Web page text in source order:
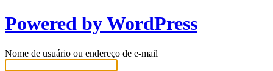
Powered by WordPress
Nome de usuário ou endereço de e-mail